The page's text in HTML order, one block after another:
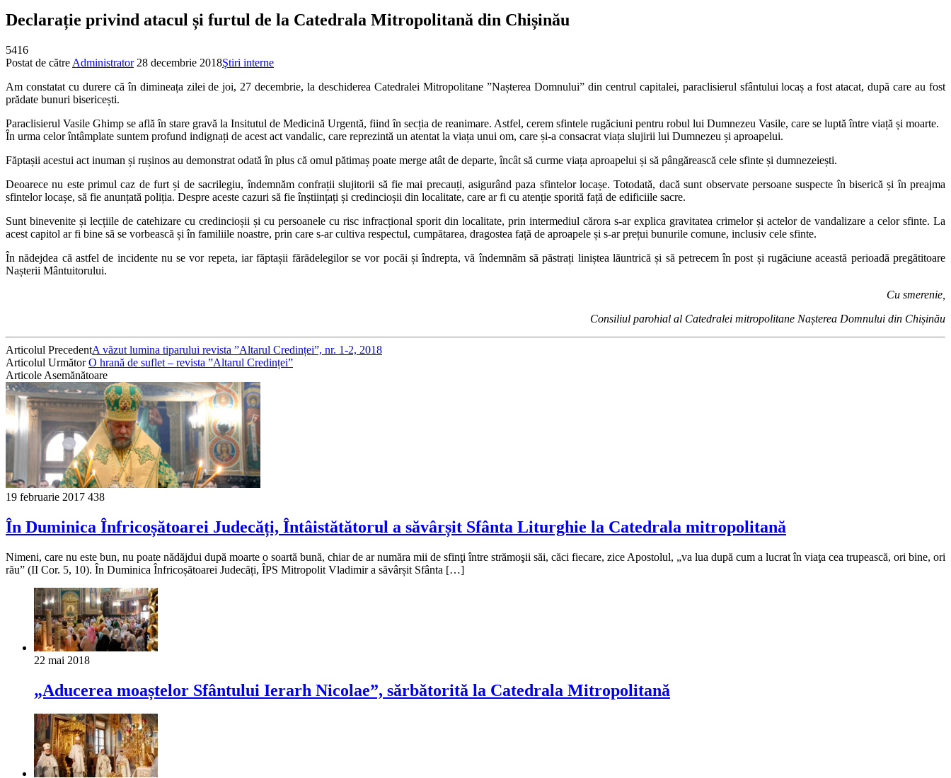
Declarație privind atacul și furtul de la Catedrala Mitropolitană din Chișinău
5416
Postat de către Administrator 28 decembrie 2018Ştiri interne
Am constatat cu durere că în dimineața zilei de joi, 27 decembrie, la deschiderea Catedralei Mitropolitane ”Nașterea Domnului” din centrul capitalei, paraclisierul sfântului locaș a fost atacat, după care au fost
prădate bunuri bisericești.
Paraclisierul Vasile Ghimp se află în stare gravă la Insitutul de Medicină Urgentă, fiind în secția de reanimare. Astfel, cerem sfintele rugăciuni pentru robul lui Dumnezeu Vasile, care se luptă între viață și moarte.
În urma celor întâmplate suntem profund indignați de acest act vandalic, care reprezintă un atentat la viața unui om, care și-a consacrat viața slujirii lui Dumnezeu și aproapelui.
Făptașii acestui act inuman și rușinos au demonstrat odată în plus că omul pătimaș poate merge atât de departe, încât să curme viața aproapelui și să pângărească cele sfinte și dumnezeiești.
Deoarece nu este primul caz de furt și de sacrilegiu, îndemnăm confrații slujitorii să fie mai precauți, asigurând paza sfintelor locașe. Totodată, dacă sunt observate persoane suspecte în biserică și în preajma
sfintelor locașe, să fie anunțată poliția. Despre aceste cazuri să fie înștiințați și credincioșii din localitate, care ar fi cu atenție sporită față de edificiile sacre.
Sunt binevenite și lecțiile de catehizare cu credincioșii și cu persoanele cu risc infracțional sporit din localitate, prin intermediul cărora s-ar explica gravitatea crimelor și actelor de vandalizare a celor sfinte. La
acest capitol ar fi bine să se vorbească și în familiile noastre, prin care s-ar cultiva respectul, cumpătarea, dragostea față de aproapele și s-ar prețui bunurile comune, inclusiv cele sfinte.
În nădejdea că astfel de incidente nu se vor repeta, iar făptașii fărădelegilor se vor pocăi și îndrepta, vă îndemnăm să păstrați liniștea lăuntrică și să petrecem în post și rugăciune această perioadă pregătitoare
Nașterii Mântuitorului.
Cu smerenie,
Consiliul parohial al Catedralei mitropolitane Nașterea Domnului din Chișinău
Articolul PrecedentA văzut lumina tiparului revista ”Altarul Credinței”, nr. 1-2, 2018
Articolul UrmătorO hrană de suflet – revista ”Altarul Credinței”
Articole Asemănătoare
19 februarie 2017 438
În Duminica Înfricoșătoarei Judecăți, Întâistătătorul a săvârșit Sfânta Liturghie la Catedrala mitropolitană
Nimeni, care nu este bun, nu poate nădăjdui după moarte o soartă bună, chiar de ar număra mii de sfinţi între strămoşii săi, căci fiecare, zice Apostolul, „va lua după cum a lucrat în viaţa cea trupească, ori bine, ori
rău” (II Cor. 5, 10). În Duminica Înfricoșătoarei Judecăți, ÎPS Mitropolit Vladimir a săvârșit Sfânta […]
22 mai 2018
„Aducerea moaștelor Sfântului Ierarh Nicolae”, sărbătorită la Catedrala Mitropolitană